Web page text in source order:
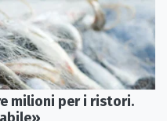
milioni per i ristori.